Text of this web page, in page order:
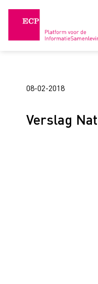
08-02-2018
Verslag